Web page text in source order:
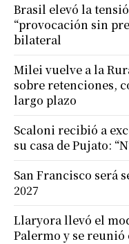
Brasil elevó la
“provocación sin
bilateral
Milei vuelve a la
sobre retenciones,
largo plazo
Scaloni recibió a
su casa de Pujato:
San Francisco será
2027
Llaryora llevó el
Palermo y se reunió